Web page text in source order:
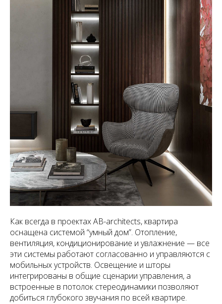
Как всегда в проектах AB-architects, квартира
оснащена системой “умный дом”. Отопление,
вентиляция, кондиционирование и увлажнение — все
эти системы работают согласованно и управляются с
мобильных устройств. Освещение и шторы
интегрированы в общие сценарии управления, а
встроенные в потолок стереодинамики позволяют
добиться глубокого звучания по всей квартире.